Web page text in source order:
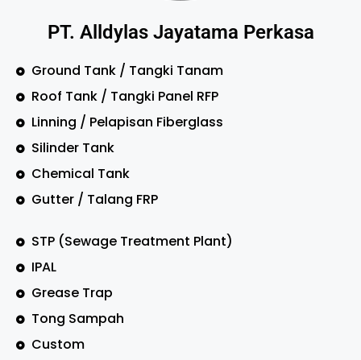
PT. Alldylas Jayatama Perkasa
Ground Tank / Tangki Tanam
Roof Tank / Tangki Panel RFP
Linning / Pelapisan Fiberglass
Silinder Tank
Chemical Tank
Gutter / Talang FRP
STP (Sewage Treatment Plant)
IPAL
Grease Trap
Tong Sampah
Custom